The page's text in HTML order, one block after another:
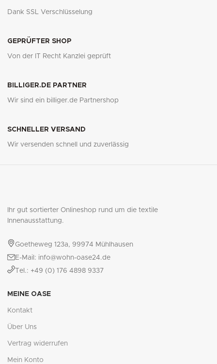
Dank SSL Verschlüsselung
GEPRÜFTER SHOP
Von der IT Recht Kanzlei geprüft
BILLIGER.DE PARTNER
Wir sind ein billiger.de Partnershop
SCHNELLER VERSAND
Wir versenden schnell und zuverlässig
Ihr gut sortierter Onlineshop rund um die textile
Innenausstattung.
Goetheweg 123a, 99974 Mühlhausen
E-Mail: info@wohn-oase24.de
Tel.: +49 (0) 176 4898 9337
MEINE OASE
Kontakt
Über Uns
Vertrag widerrufen
Mein Konto